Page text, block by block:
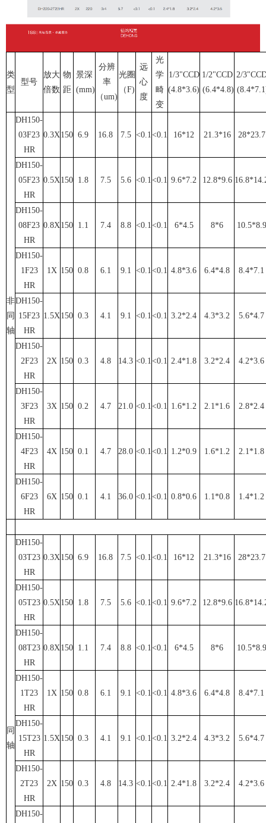
类
型
型号
放大
倍数
物
距
景深
(mm)
分辨
率
（um)
光圈
（F)
远
心
度
光
学
畸
变
1/3"CCD
(4.8*3.6)
1/2"CCD
(6.4*4.8)
2/
非
同
轴
DH150-
03F23
HR
0.3X 150 6.9 16.8 7.5 <0.1 <0.1 16*12 21.3*16 28*23.7
DH150-
05F23
HR
0.5X 150 1.8 7.5 5.6 <0.1 <0.1 9.6*7.2 12.8*9.6
DH150-
08F23
HR
0.8X 150 1.1 7.4 8.8 <0.1 <0.1 6*4.5 8*6 10.5*8.9
DH150-
1F23
HR
1X 150 0.8 6.1 9.1 <0.1 <0.1 4.8*3.6 6.4*4.8 8.4*7.1
DH150-
15F23
HR
1.5X 150 0.3 4.1 9.1 <0.1 <0.1 3.2*2.4 4.3*3.2 5.6*4.7
DH150-
2F23
HR
2X 150 0.3 4.8 14.3 <0.1 <0.1 2.4*1.8 3.2*2.4 4.2*3.6
DH150-
3F23
HR
3X 150 0.2 4.7 21.0 <0.1 <0.1 1.6*1.2 2.1*1.6 2.8*2.4
DH150-
4F23
HR
4X 150 0.1 4.7 28.0 <0.1 <0.1 1.2*0.9 1.6*1.2 2.1*1.8
DH150-
6F23
HR
6X 150 0.1 4.1 36.0 <0.1 <0.1 0.8*0.6 1.1*0.8 1.4*1.2
同
轴
DH150-
03T23
HR
0.3X 150 6.9 16.8 7.5 <0.1 <0.1 16*12 21.3*16 28*23.7
DH150-
05T23
HR
0.5X 150 1.8 7.5 5.6 <0.1 <0.1 9.6*7.2 12.8*9.6
DH150-
08T23
HR
0.8X 150 1.1 7.4 8.8 <0.1 <0.1 6*4.5 8*6 10.5*8.9
DH150-
1T23
HR
1X 150 0.8 6.1 9.1 <0.1 <0.1 4.8*3.6 6.4*4.8 8.4*7.1
DH150-
15T23
HR
1.5X 150 0.3 4.1 9.1 <0.1 <0.1 3.2*2.4 4.3*3.2 5.6*4.7
DH150-
2T23
HR
2X 150 0.3 4.8 14.3 <0.1 <0.1 2.4*1.8 3.2*2.4 4.2*3.6
DH150-